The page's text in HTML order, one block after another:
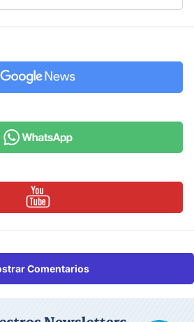
Comentarios